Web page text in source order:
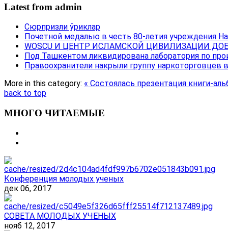
Latest from admin
Сюрпризли ўриклар
Почетной медалью в честь 80-летия учреждения
WOSCU И ЦЕНТР ИСЛАМСКОЙ ЦИВИЛИЗАЦИИ
Под Ташкентом ликвидирована лаборатория по
Правоохранители накрыли группу
More in this category: « Состоялась презентация книги-
back to top
МНОГО ЧИТАЕМЫЕ
Конференция молодых ученых
дек 06, 2017
СОВЕТА МОЛОДЫХ УЧЕНЫХ
нояб 12, 2017